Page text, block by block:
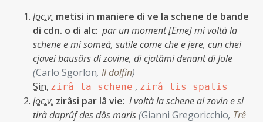
loc.v. metisi in maniere di ve la schene de bande
di cdn. o di alc: par un moment [Eme] mi voltà la
schene e mi someà, sutile come che e jere, cun chei
cjavei bausârs di zovine, di cjatâmi denant di Jole
(Carlo Sgorlon, Il dolfin)
Sin. zirâ la schene , zirâ lis spalis
loc.v. zirâsi par lâ vie: i voltà la schene al zovin e si
tirà daprûf des dôs maris(Gianni Gregoricchio, Trê